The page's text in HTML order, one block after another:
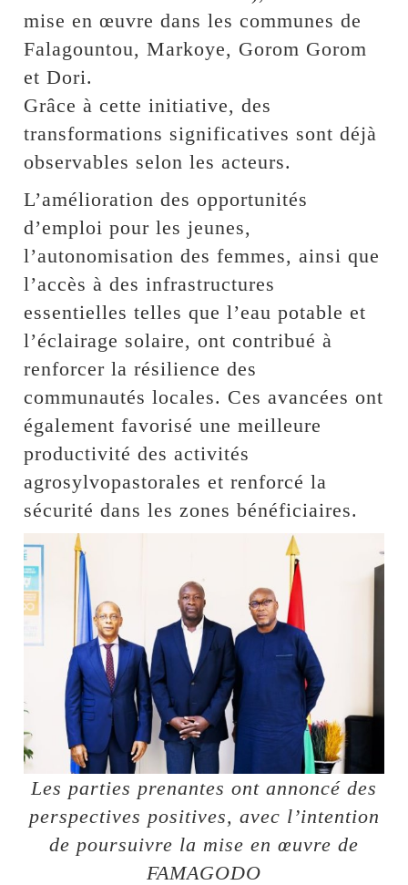
mise en œuvre dans les communes de
Falagountou, Markoye, Gorom Gorom
et Dori.
Grâce à cette initiative, des
transformations significatives sont déjà
observables selon les acteurs.
L’amélioration des opportunités
d’emploi pour les jeunes,
l’autonomisation des femmes, ainsi que
l’accès à des infrastructures
essentielles telles que l’eau potable et
l’éclairage solaire, ont contribué à
renforcer la résilience des
communautés locales. Ces avancées ont
également favorisé une meilleure
productivité des activités
agrosylvopastorales et renforcé la
sécurité dans les zones bénéficiaires.
Les parties prenantes ont annoncé des
perspectives positives, avec l’intention
de poursuivre la mise en œuvre de
FAMAGODO